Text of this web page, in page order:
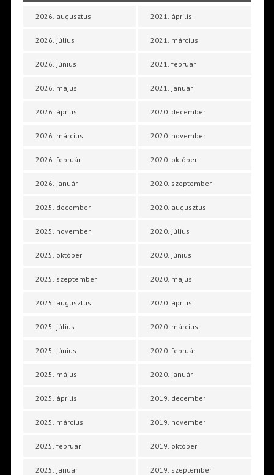
2026. augusztus
2026. július
2026. június
2026. május
2026. április
2026. március
2026. február
2026. január
2025. december
2025. november
2025. október
2025. szeptember
2025. augusztus
2025. július
2025. június
2025. május
2025. április
2025. március
2025. február
2025. január
2021. április
2021. március
2021. február
2021. január
2020. december
2020. november
2020. október
2020. szeptember
2020. augusztus
2020. július
2020. június
2020. május
2020. április
2020. március
2020. február
2020. január
2019. december
2019. november
2019. október
2019. szeptember